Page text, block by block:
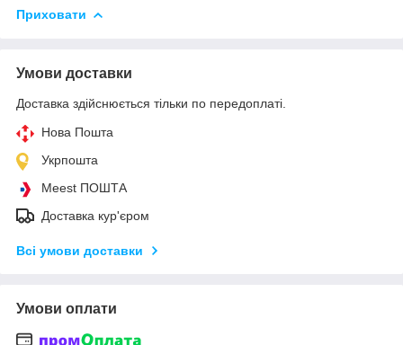
Приховати
Умови доставки
Доставка здійснюється тільки по передоплаті.
Нова Пошта
Укрпошта
Meest ПОШТА
Доставка кур'єром
Всі умови доставки
Умови оплати